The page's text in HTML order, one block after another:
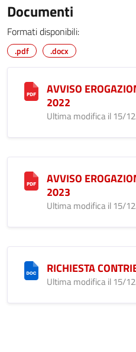
Documenti
Formati disponibili:
.pdf .docx
AVVISO
2022
Ultima modifica il 15/
AVVISO
2023
Ultima modifica il 15/
RICHIESTA
Ultima modifica il 15/